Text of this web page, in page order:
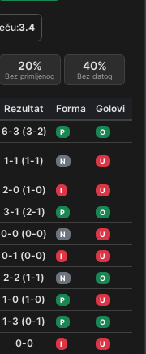
3.4
Bez primljenog
20%
Bez datog
40%
Rezultat Forma
Golovi
6-3 (3-2) P O
1-1 (1-1) N U
2-0 (1-0) I U
3-1 (2-1) P O
0-0 (0-0) N U
0-1 (0-0) I U
2-2 (1-1) N O
1-0 (1-0) P U
1-3 (0-1) P O
0-0 I U